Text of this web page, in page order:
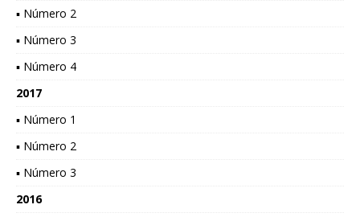
▪ Número 2
▪ Número 3
▪ Número 4
2017
▪ Número 1
▪ Número 2
▪ Número 3
2016